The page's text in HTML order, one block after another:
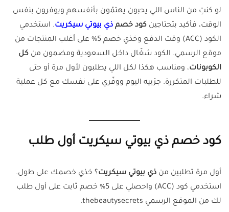
لو كنتِ من الناس اللي يحبون يهتمّون بأنفسهم ويوفرون بنفس
الوقت، فأكيد بتحتاجين كود خصم ذي بيوتي سيكريت. استخدمي
الكود (ACC) وقت الدفع وخذي خصم 5% على أغلب المنتجات من
موقع الرسمي. الكود شغّال داخل السعودية ومضمون من كل
الكوبونات، ومناسب هكذا لكل اللي يطلبون لأول مرة أو حتى
للطلبات المتكررة. جرّبيه اليوم ووفّري على نفسك مع كل عملية
شراء.
كود خصم ذي بيوتي سيكريت أول طلب
أول مرة تطلبين من ذي بيوتي سيكريت؟ خذي خصمك على طول.
استخدمي كود (ACC) واحصلي على 5% خصم ثابت على أول طلب
لك من الموقع الرسمي thebeautysecrets.